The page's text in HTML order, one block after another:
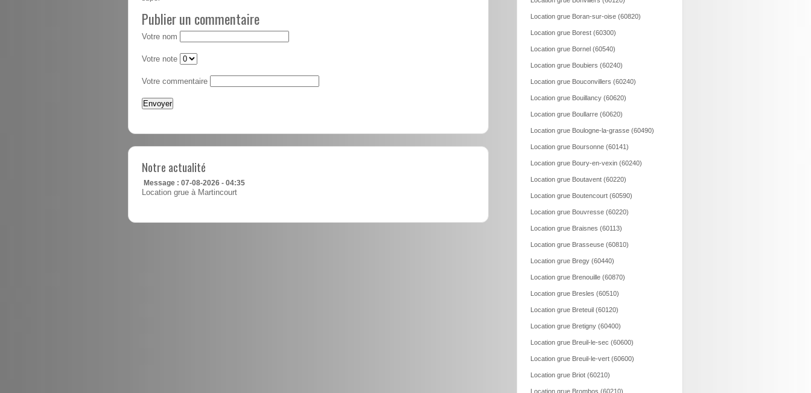
Publier un commentaire
Votre nom
Votre note
Votre commentaire
Notre actualité
Message : 07-08-2026 - 04:35
Location grue à Martincourt
Location grue Boran-sur-oise (60820)
Location grue Borest (60300)
Location grue Bornel (60540)
Location grue Boubiers (60240)
Location grue Bouconvillers (60240)
Location grue Bouillancy (60620)
Location grue Boullarre (60620)
Location grue Boulogne-la-grasse (60490)
Location grue Boursonne (60141)
Location grue Boury-en-vexin (60240)
Location grue Boutavent (60220)
Location grue Boutencourt (60590)
Location grue Bouvresse (60220)
Location grue Braisnes (60113)
Location grue Brasseuse (60810)
Location grue Bregy (60440)
Location grue Brenouille (60870)
Location grue Bresles (60510)
Location grue Breteuil (60120)
Location grue Bretigny (60400)
Location grue Breuil-le-sec (60600)
Location grue Breuil-le-vert (60600)
Location grue Briot (60210)
Location grue Brombos (60210)